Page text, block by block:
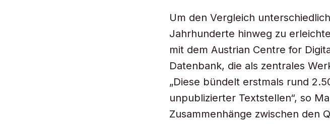
Um den Vergleich
Jahrhunderte hinweg zu
mit dem Austrian Centre for
Datenbank, die als zentrales
„Diese bündelt erstmals rund
unpublizierter Textstellen“, so
Zusammenhänge zwischen den